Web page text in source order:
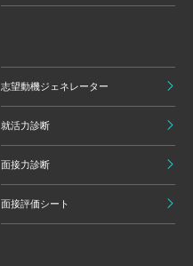
志望動機ジェネレーター
就活力診断
面接力診断
面接評価シート